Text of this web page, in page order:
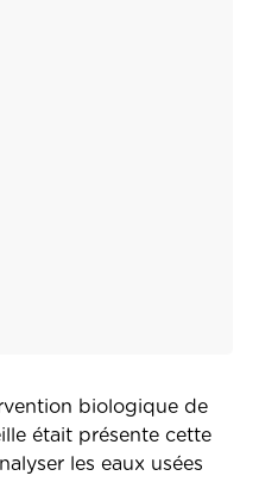
biologique de
était présente cette
les eaux usées